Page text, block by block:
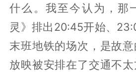
什么。我至今认为，那
灵》排出20:45开始、
末班地铁的场次，是故
放映被安排在了交通不